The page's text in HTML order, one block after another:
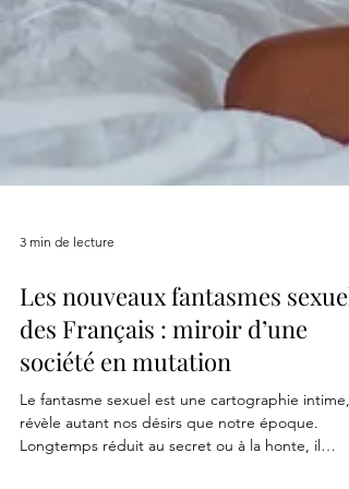
3 min de lecture
Les nouveaux fantasmes sexuels
des Français : miroir d’une
société en mutation